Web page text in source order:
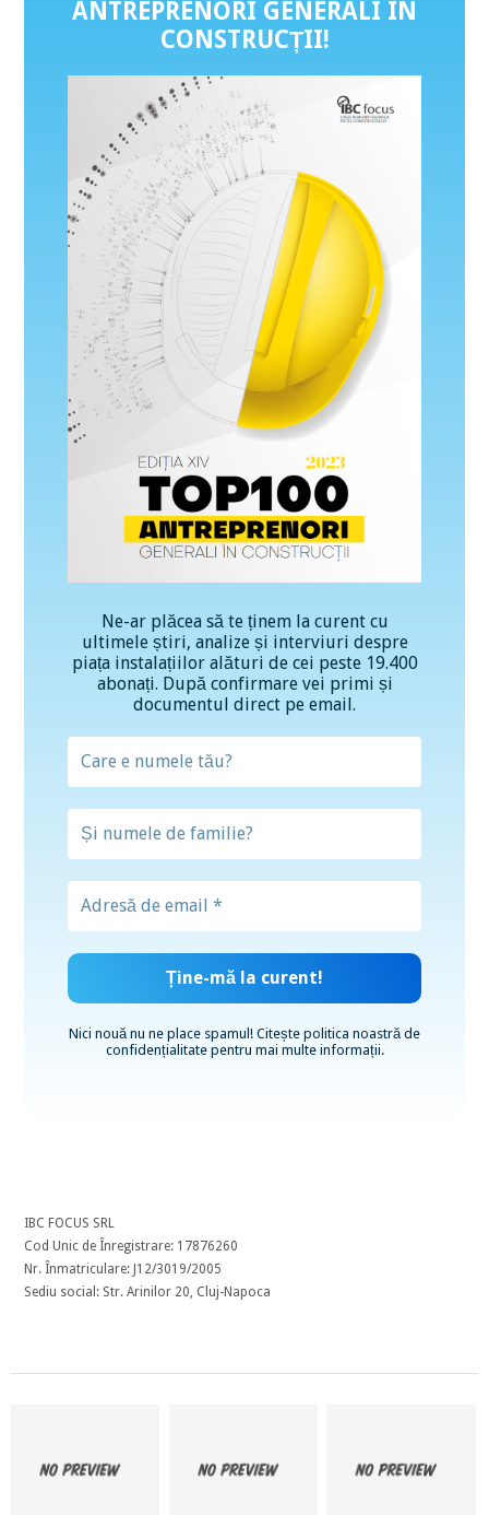
ANTREPRENORI GENERALI ÎN
CONSTRUCȚII!
Ne-ar plăcea să te ținem la curent cu
ultimele știri, analize și interviuri despre
piața instalațiilor alături de cei peste 19.400
abonați. După confirmare vei primi și
documentul direct pe email.
Nici nouă nu ne place spamul! Citește politica noastră de
confidențialitatepentru mai multe informații.
IBC FOCUS SRL
Cod Unic de Înregistrare: 17876260
Nr. Înmatriculare: J12/3019/2005
Sediu social: Str. Arinilor 20, Cluj-Napoca